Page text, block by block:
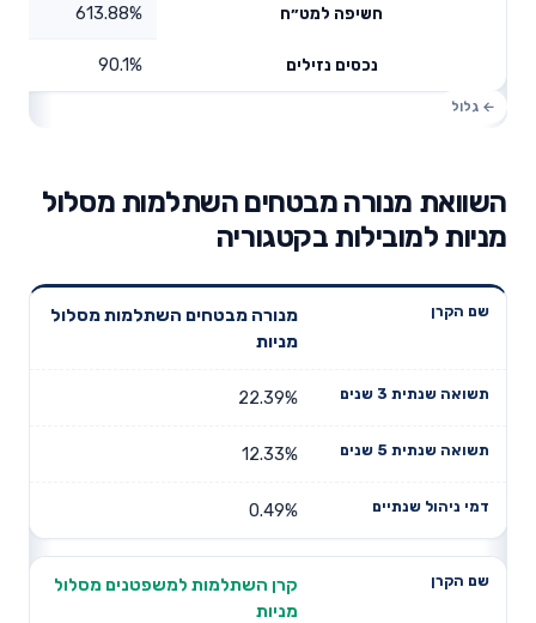
חשיפה למט״ח 613.88%
נכסים נזילים 90.1%
השוואת מנורה מבטחים השתלמות מסלול
מניות למובילות בקטגוריה
שנתית 3
תשואה
דמי ניהול
מנורה מבטחים השתלמות מסלול
מניות
22.39%
12.33%
0.49%
קרן השתלמות למשפטנים מסלול
מניות